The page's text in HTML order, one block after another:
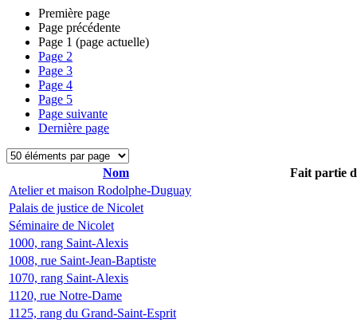
Première page
Page précédente
Page 1 (page actuelle)
Page 2
Page 3
Page 4
Page 5
Page suivante
Dernière page
Nom
Fait partie
Atelier et maison Rodolphe-Duguay
Palais de justice de Nicolet
Séminaire de Nicolet
1000, rang Saint-Alexis
1008, rue Saint-Jean-Baptiste
1070, rang Saint-Alexis
1120, rue Notre-Dame
1125, rang du Grand-Saint-Esprit